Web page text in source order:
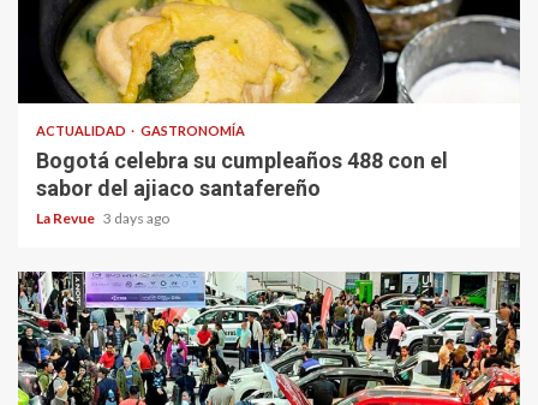
ACTUALIDAD GASTRONOMÍA
Bogotá celebra su cumpleaños 488 con el
sabor del ajiaco santafereño
La Revue 3 days ago